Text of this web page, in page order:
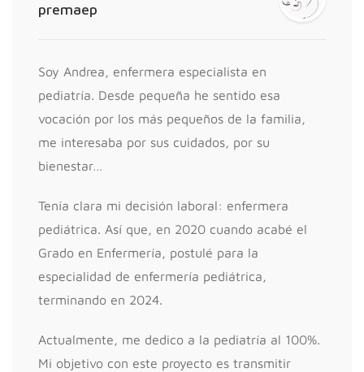
premaep
Soy Andrea, enfermera especialista en
pediatría. Desde pequeña he sentido esa
vocación por los más pequeños de la familia,
me interesaba por sus cuidados, por su
bienestar…
Tenía clara mi decisión laboral: enfermera
pediátrica. Así que, en 2020 cuando acabé el
Grado en Enfermería, postulé para la
especialidad de enfermería pediátrica,
terminando en 2024.
Actualmente, me dedico a la pediatría al 100%.
Mi objetivo con este proyecto es transmitir